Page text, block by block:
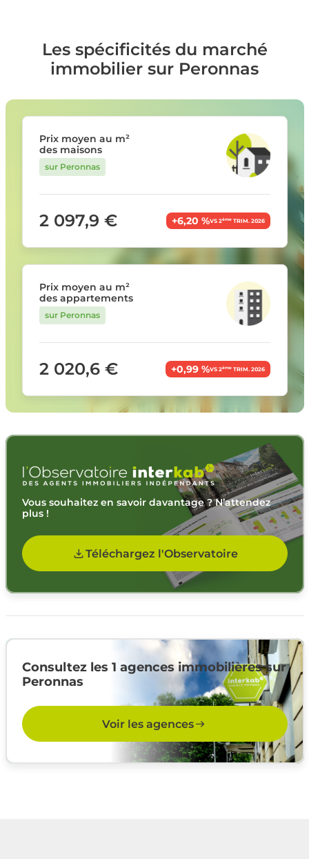
Les spécificités du marché
immobilier sur Peronnas
Prix moyen au m²
des maisons
sur Peronnas
2 097,9 € +6,20 %VS 2èmeTRIM. 2026
Prix moyen au m²
des appartements
sur Peronnas
2 020,6 € +0,99 %VS 2èmeTRIM. 2026
Vous souhaitez en savoir davantage ? N’attendez
plus !
Téléchargez l'Observatoire
Consultez les 1 agences immobilières sur
Peronnas
Voir les agences